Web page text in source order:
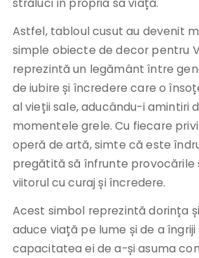
Astfel, tabloul cusut au devenit
simple obiecte de decor pentru
reprezintă un legământ între
de iubire și încredere care o
al vieții sale, aducându-i amintiri
momentele grele. Cu fiecare
operă de artă, simte că este
pregătită să înfrunte provocările
viitorul cu curaj și încredere.
Acest simbol reprezintă dorința
aduce viață pe lume și de a
capacitatea ei de a-și asuma